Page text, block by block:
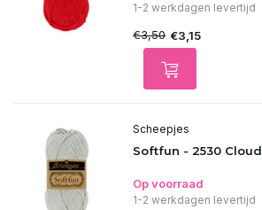
1-2 werkdagen levertijd
€3,50 €3,15
Scheepjes
Softfun - 2530 Cloud
Op voorraad
1-2 werkdagen levertijd